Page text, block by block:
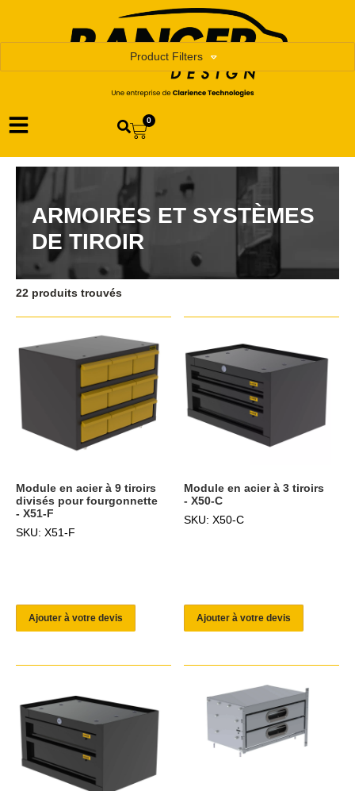
0
ARMOIRES ET SYSTÈMES
DE TIROIR
Product Filters
22 produits trouvés
Module en acier à 9 tiroirs
divisés pour fourgonnette
- X51-F
SKU: X51-F
Ajouter à votre devis
Module en acier à 3 tiroirs
- X50-C
SKU: X50-C
Ajouter à votre devis